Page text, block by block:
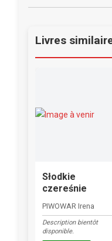
Livres
Słodkie
czereśnie
PIWOWAR Irena
Description bientôt
disponible.